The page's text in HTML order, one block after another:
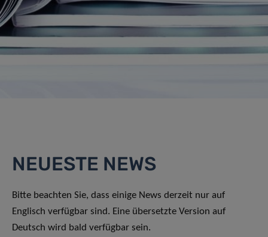
NEUESTE NEWS
Bitte beachten Sie, dass einige News derzeit nur auf
Englisch verfügbar sind. Eine übersetzte Version auf
Deutsch wird bald verfügbar sein.